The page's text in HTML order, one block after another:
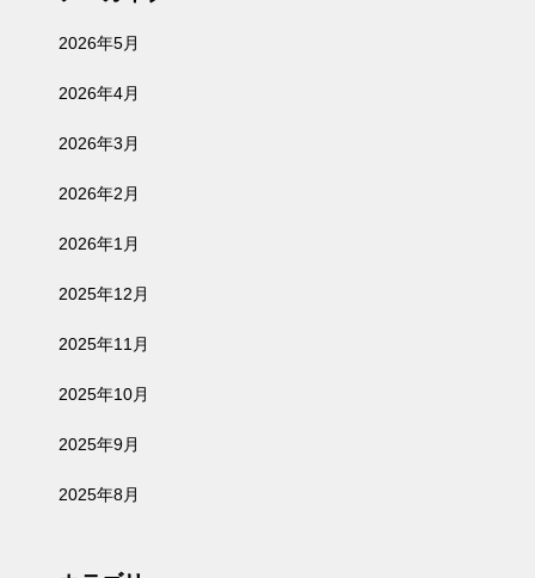
2026年5月
2026年4月
2026年3月
2026年2月
2026年1月
2025年12月
2025年11月
2025年10月
2025年9月
2025年8月